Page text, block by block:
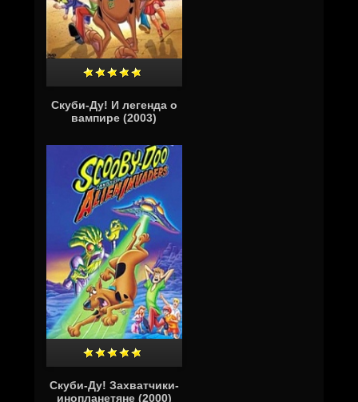
Скуби-Ду! И легенда о
вампире (2003)
Скуби-Ду! Захватчики-
инопланетяне (2000)